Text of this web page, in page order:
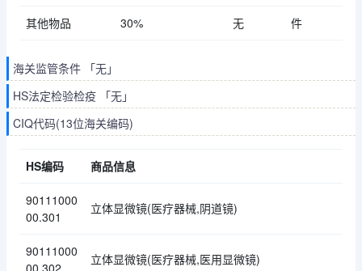
其他物品 30% 无 件
海关监管条件 「无」
HS法定检验检疫 「无」
CIQ代码(13位海关编码)
HS编码 商品信息
90111000
00.301
立体显微镜(医疗器械,阴道镜)
90111000
立体显微镜(医疗器械,医用显微镜)